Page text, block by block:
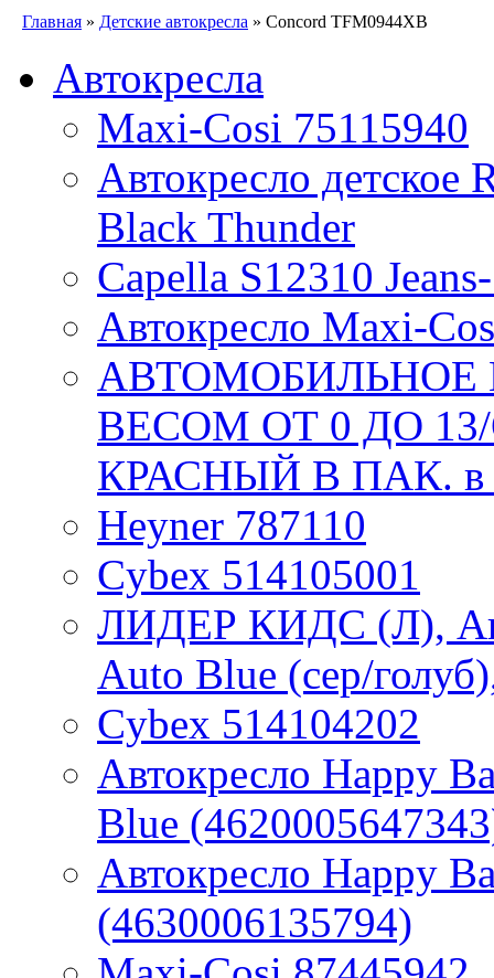
Главная » Детские автокресла » Concord TFM0944XB
Автокресла
Maxi-Cosi 75115940
Автокресло детское
Black Thunder
Capella S12310
Автокресло Maxi-
АВТОМОБИЛЬНОЕ
ВЕСОМ ОТ 0 ДО
КРАСНЫЙ В ПАК. в
Heyner 787110
Cybex 514105001
ЛИДЕР КИДС (Л),
Auto Blue (сер/
Cybex 514104202
Автокресло Happy
Blue
Автокресло Happy
(4630006135794)